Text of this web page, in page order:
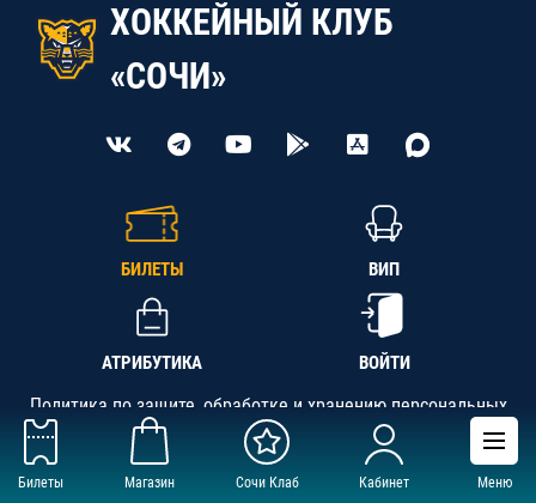
Билеты Магазин Сочи Клаб Кабинет Меню
ХОККЕЙНЫЙ КЛУБ
«СОЧИ»
БИЛЕТЫ ВИП
АТРИБУТИКА ВОЙТИ
Политика по защите, обработке и хранению персональных
данных
АНО «СК «Кубань-Регион», ОГРН 1142300002349,